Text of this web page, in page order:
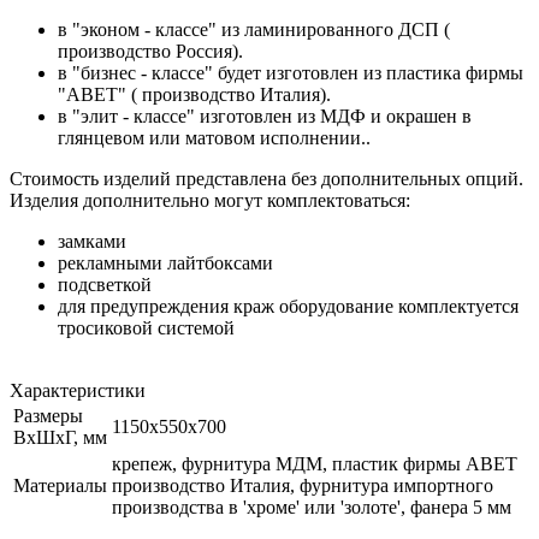
в "эконом - классе" из ламинированного ДСП (
производство Россия).
в "бизнес - классе" будет изготовлен из пластика фирмы
"АВET" ( производство Италия).
в "элит - классе" изготовлен из МДФ и окрашен в
глянцевом или матовом исполнении..
Стоимость изделий представлена без дополнительных опций.
Изделия дополнительно могут комплектоваться:
замками
рекламными лайтбоксами
подсветкой
для предупреждения краж оборудование комплектуется
тросиковой системой
Характеристики
Размеры
ВхШхГ, мм
1150x550x700
Материалы
крепеж, фурнитура МДМ, пластик фирмы ABET
производство Италия, фурнитура импортного
производства в 'хроме' или 'золоте', фанера 5 мм